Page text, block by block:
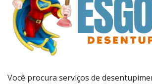
Você procura serviços de